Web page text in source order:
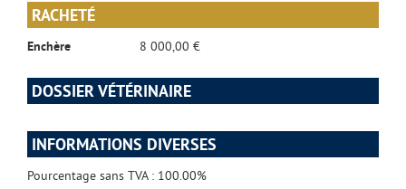
RACHETÉ
Enchère 8 000,00 €
DOSSIER VÉTÉRINAIRE
INFORMATIONS DIVERSES
Pourcentage sans TVA : 100.00%